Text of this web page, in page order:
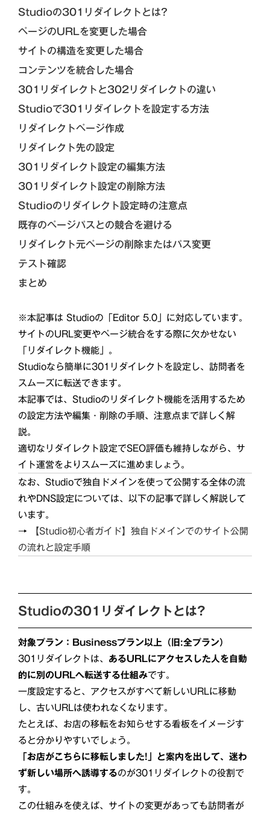
Studioの301リダイレクトとは?
ページのURLを変更した場合
サイトの構造を変更した場合
コンテンツを統合した場合
301リダイレクトと302リダイレクトの違い
Studioで301リダイレクトを設定する方法
リダイレクトページ作成
リダイレクト先の設定
301リダイレクト設定の編集方法
301リダイレクト設定の削除方法
Studioのリダイレクト設定時の注意点
既存のページパスとの競合を避ける
リダイレクト元ページの削除またはパス変更
テスト確認
まとめ
※本記事は Studioの「Editor 5.0」に対応しています。
サイトのURL変更やページ統合をする際に欠かせない
「リダイレクト機能」。
Studioなら簡単に301リダイレクトを設定し、訪問者を
スムーズに転送できます。
本記事では、Studioのリダイレクト機能を活用するため
の設定方法や編集・削除の手順、注意点まで詳しく解
説。
適切なリダイレクト設定でSEO評価も維持しながら、サ
イト運営をよりスムーズに進めましょう。
なお、Studioで独自ドメインを使って公開する全体の流
れやDNS設定については、以下の記事で詳しく解説して
います。
→ 【Studio初心者ガイド】独自ドメインでのサイト公開
の流れと設定手順
Studioの301リダイレクトとは?
対象プラン：Businessプラン以上（旧:全プラン）
301リダイレクトは、 あるURLにアクセスした人を自動
的に別のURLへ転送する仕組みです。
一度設定すると、アクセスがすべて新しいURLに移動
し、古いURLは使われなくなります。
たとえば、お店の移転をお知らせする看板をイメージす
ると分かりやすいでしょう。
「お店がこちらに移転しました!」と案内を出して、迷わ
ず新しい場所へ誘導するのが301リダイレクトの役割で
す。
この仕組みを使えば、サイトの変更があっても訪問者が